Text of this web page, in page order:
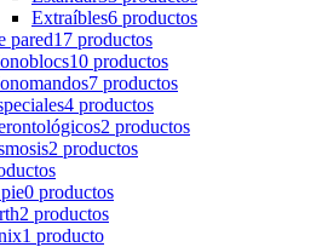
Extraíbles6 productos
pared17 productos
10 productos
7 productos
4 productos
2 productos
2 productos
0 productos
2 productos
1 producto